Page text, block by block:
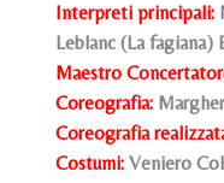
Interpreti principali:
Leblanc (La
Maestro
Coreografia:
Coreografia
Costumi: Veniero